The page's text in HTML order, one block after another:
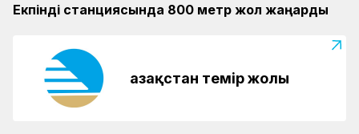
Екпінді станциясында 800 метр жол жаңарды
Қазақстан темір жолы